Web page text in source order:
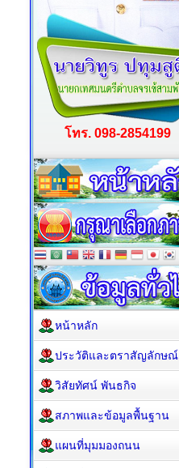
โทร. 098-2854199
หน้าหลัก
ประวัติและตราสัญลักษณ์
วิสัยทัศน์ พันธกิจ
สภาพและข้อมูลพื้นฐาน
แผนที่มุมมองถนน